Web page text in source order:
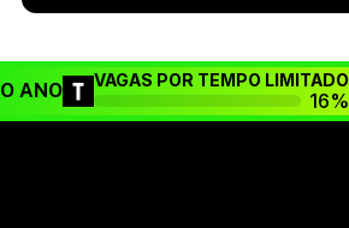
ANO VAGAS POR TEMPO LIMITADO
16%